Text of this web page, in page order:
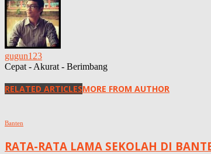
gugun123
Cepat - Akurat - Berimbang
RELATED ARTICLESMORE FROM AUTHOR
Banten
RATA-RATA LAMA SEKOLAH DI